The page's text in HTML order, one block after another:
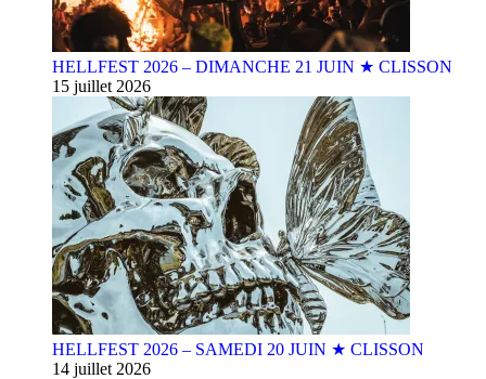
HELLFEST 2026 – DIMANCHE 21 JUIN ★ CLISSON
15 juillet 2026
HELLFEST 2026 – SAMEDI 20 JUIN ★ CLISSON
14 juillet 2026